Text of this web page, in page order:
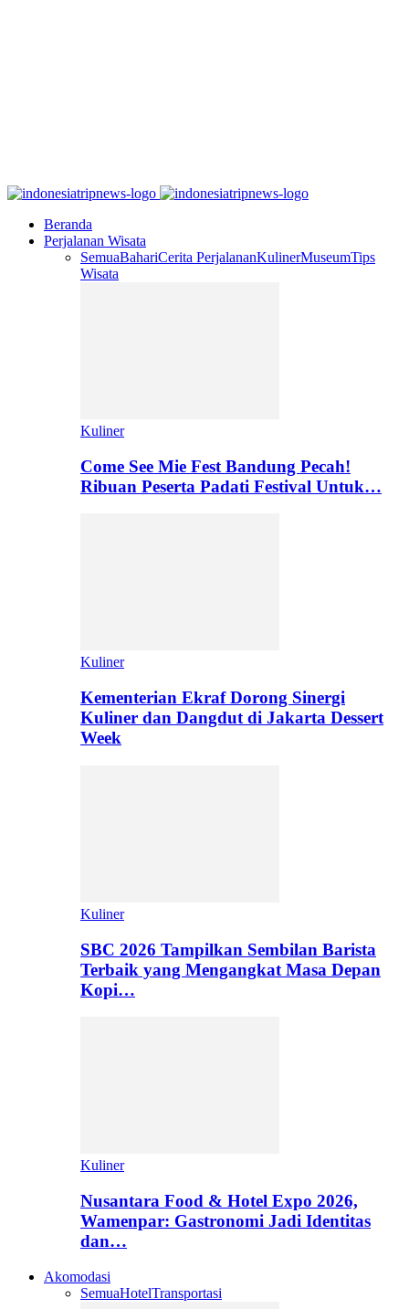
Beranda
Perjalanan Wisata
SemuaBahariCerita PerjalananKulinerMuseumTips
Wisata
Kuliner
Come See Mie Fest Bandung Pecah!
Ribuan Peserta Padati Festival Untuk…
Kuliner
Kementerian Ekraf Dorong Sinergi
Kuliner dan Dangdut di Jakarta Dessert
Week
Kuliner
SBC 2026 Tampilkan Sembilan Barista
Terbaik yang Mengangkat Masa Depan
Kopi…
Kuliner
Nusantara Food & Hotel Expo 2026,
Wamenpar: Gastronomi Jadi Identitas
dan…
Akomodasi
SemuaHotelTransportasi